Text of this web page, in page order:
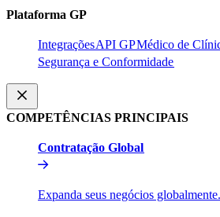
Plataforma GP​​
Integrações​​API GP​​Médico de
Segurança e Conformidade​​
COMPETÊNCIAS PRINCIPAIS​​
Contratação Global​​
Expanda seus negócios globalmente.​​